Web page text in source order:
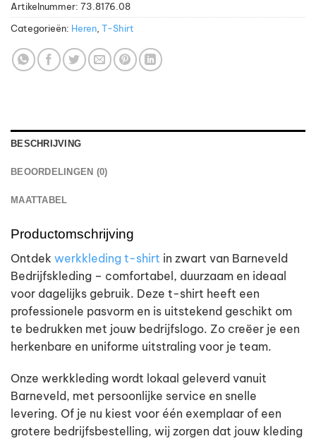
Artikelnummer: 73.8176.08
Categorieën: Heren T-Shirt
BESCHRIJVING
BEOORDELINGEN (0)
MAATTABEL
Productomschrijving
Ontdek werkkleding t-shirt in zwart van Barneveld
Bedrijfskleding – comfortabel, duurzaam en ideaal
voor dagelijks gebruik. Deze t-shirt heeft een
professionele pasvorm en is uitstekend geschikt om
te bedrukken met jouw bedrijfslogo. Zo creëer je een
herkenbare en uniforme uitstraling voor je team.
Onze werkkleding wordt lokaal geleverd vanuit
Barneveld, met persoonlijke service en snelle
levering. Of je nu kiest voor één exemplaar of een
grotere bedrijfsbestelling, wij zorgen dat jouw kleding